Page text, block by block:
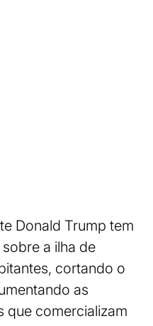
Donald Trump tem
a ilha de
cortando o
as
que comercializam